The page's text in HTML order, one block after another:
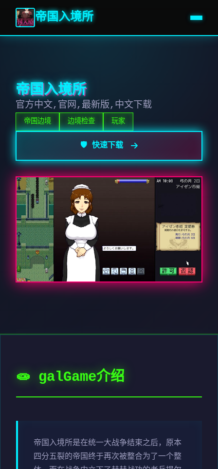
帝国入境所
帝国入境所
官方中文,官网,最新版,中文下载
帝国边境 边境检查 玩家
🛡️ 快速下载
🧫 galGame介绍
帝国入境所是在统一大战争结束之后，原本
四分五裂的帝国终于再次被整合为了一个整